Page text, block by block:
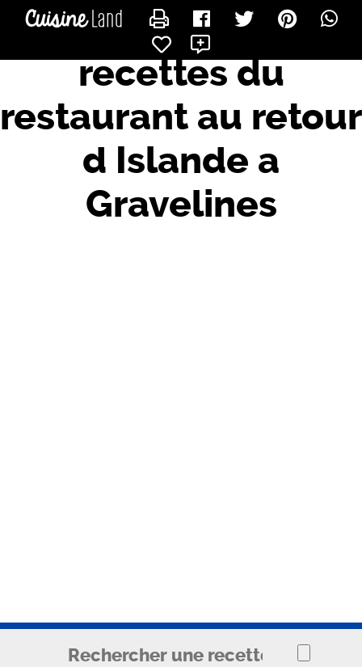
recettes du
restaurant au retour
d Islande a
Gravelines
CONTACTER JEANCHRISTOPHE